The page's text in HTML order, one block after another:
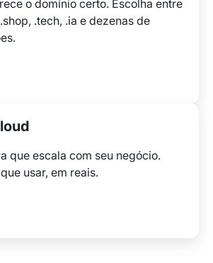
o domínio certo. Escolha entre
.tech, .ia e dezenas de
que escala com seu negócio.
usar, em reais.